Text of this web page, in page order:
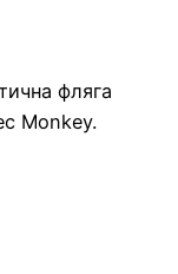
фляга
Monkey.